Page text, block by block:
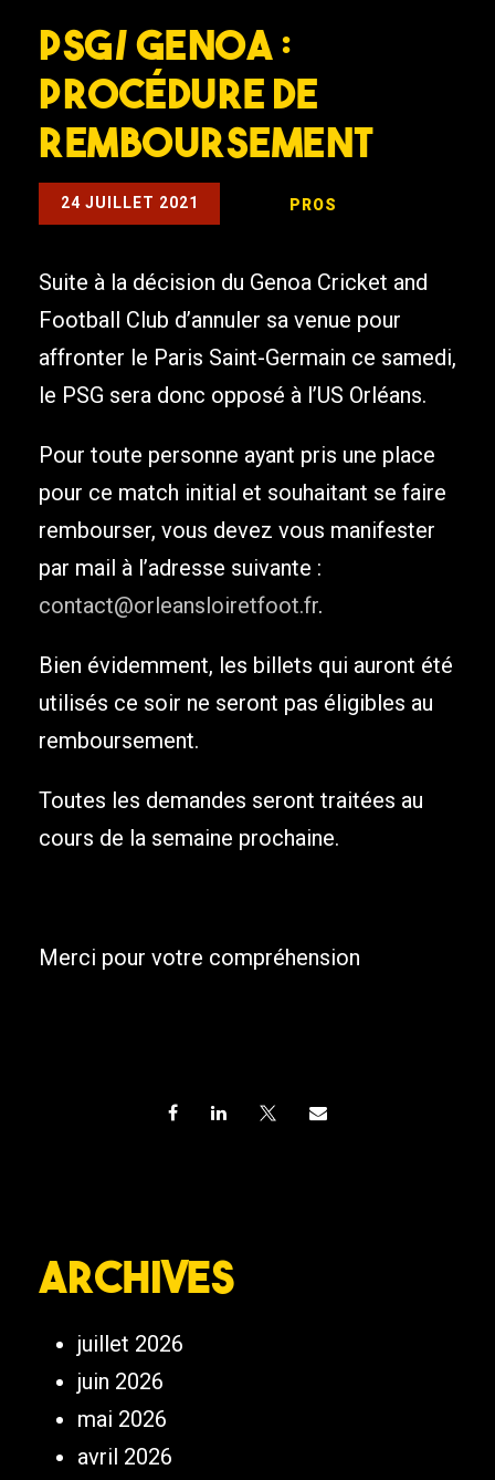
PSG/ GENOA :
Procédure de
Remboursement
24 JUILLET 2021 PROS
Suite à la décision du Genoa Cricket and
Football Club d’annuler sa venue pour
affronter le Paris Saint-Germain ce samedi,
le PSG sera donc opposé à l’US Orléans.
Pour toute personne ayant pris une place
pour ce match initial et souhaitant se faire
rembourser, vous devez vous manifester
par mail à l’adresse suivante :
contact@orleansloiretfoot.fr.
Bien évidemment, les billets qui auront été
utilisés ce soir ne seront pas éligibles au
remboursement.
Toutes les demandes seront traitées au
cours de la semaine prochaine.
Merci pour votre compréhension
Archives
juillet 2026
juin 2026
mai 2026
avril 2026